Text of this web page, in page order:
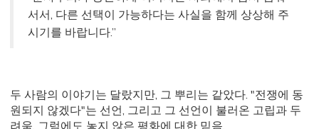
서서, 다른 선택이 가능하다는 사실을 함께 상상해 주
시기를 바랍니다.”
두 사람의 이야기는 달랐지만, 그 뿌리는 같았다. "전쟁에 동
원되지 않겠다"는 선언, 그리고 그 선언이 불러온 고립과 두